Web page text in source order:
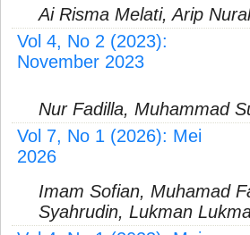
Ai Risma Melati, Arip
Vol 4, No 2 (2023):
November 2023
Nur Fadilla, Muhammad
Vol 7, No 1 (2026): Mei
2026
Imam Sofian, Muhamad
Syahrudin, Lukman